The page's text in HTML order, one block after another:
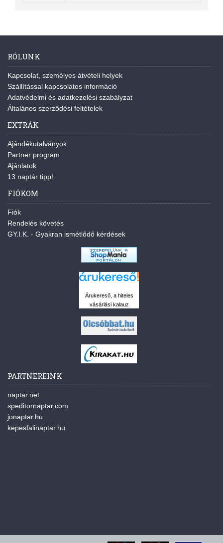
RÓLUNK
Kapcsolat, személyes átvételi helyek
Szállítással kapcsolatos információ
Adatvédelmi és adatkezelési szabályzat
Általános szerződési feltételek
EXTRÁK
Ajándékutalványok
Partner program
Ajánlatok
13 naptár tipp!
FIÓKOM
Fiók
Rendelés követés
GY.I.K. - Gyakran ismétlődő kérdések
Árukereső, a hiteles
vásárlási kalauz
PARTNEREINK
naptar.net
speditornaptar.com
jonaptar.hu
kepesfalinaptar.hu